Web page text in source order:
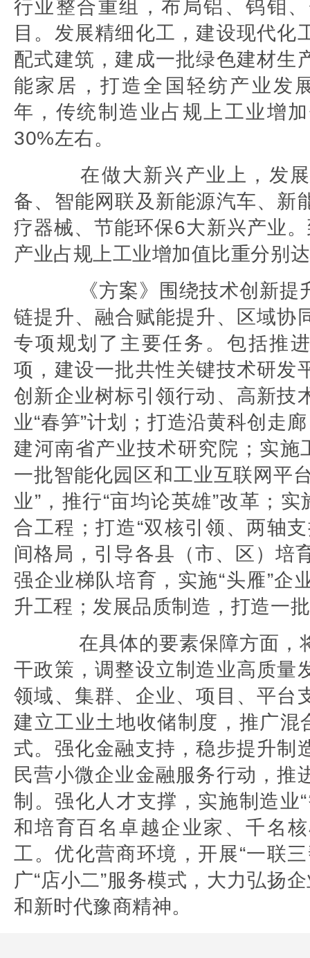
行业整合重组，布局铝、钨钼
目。发展精细化工，建设现代化
配式建筑，建成一批绿色建材生
能家居，打造全国轻纺产业发
年，传统制造业占规上工业增
30%左右。
在做大新兴产业上，发展
备、智能网联及新能源汽车、新
疗器械、节能环保6大新兴产业
产业占规上工业增加值比重分别
《方案》围绕技术创新提
链提升、融合赋能提升、区域协
专项规划了主要任务。包括推
项，建设一批共性关键技术研发
创新企业树标引领行动、高新技
业“春笋”计划；打造沿黄科创走
建河南省产业技术研究院；实施
一批智能化园区和工业互联网平
业”，推行“亩均论英雄”改革；
合工程；打造“双核引领、两轴
间格局，引导各县（市、区）
强企业梯队培育，实施“头雁”企
升工程；发展品质制造，打造一
在具体的要素保障方面，
干政策，调整设立制造业高质量
领域、集群、企业、项目、平台
建立工业土地收储制度，推广混
式。强化金融支持，稳步提升制
民营小微企业金融服务行动，推
制。强化人才支撑，实施制造业
和培育百名卓越企业家、千名
工。优化营商环境，开展“一联
广“店小二”服务模式，大力弘扬
和新时代豫商精神。